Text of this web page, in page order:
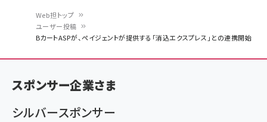
ン
く
ず
Web担トップ
ユーザー投稿
BカートASPが、ペイジェントが提供する「消込エクスプレス」との連携開始
スポンサー企業さま
シルバースポンサー